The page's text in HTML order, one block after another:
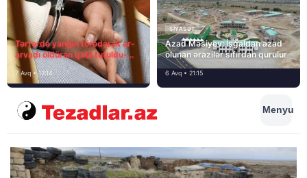
Tərtərdə yanğın törədərək ər-
arvadı öldürən qatil tutuldu-
SON DƏQİQƏ
7 Avq • 12:14
SIYASƏT
Azad Məsiyev: İşğaldan azad
olunan ərazilər sıfırdan qurulur
6 Avq • 21:15
Menyu